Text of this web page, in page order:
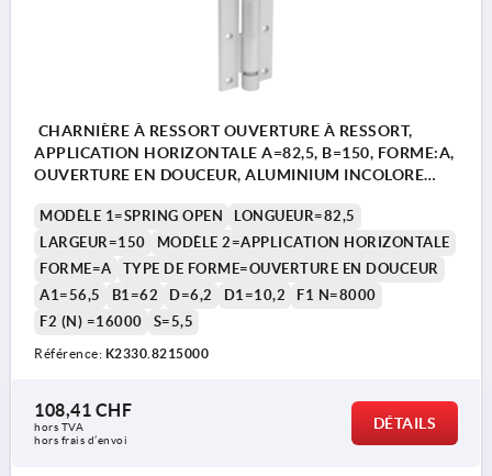
CHARNIÈRE À RESSORT OUVERTURE À RESSORT,
APPLICATION HORIZONTALE A=82,5, B=150, FORME:A,
OUVERTURE EN DOUCEUR, ALUMINIUM INCOLORE
MODÈLE 1=SPRING OPEN
LONGUEUR=82,5
LARGEUR=150
MODÈLE 2=APPLICATION HORIZONTALE
FORME=A
TYPE DE FORME=OUVERTURE EN DOUCEUR
A1=56,5
B1=62 D=6,2 D1=10,2
F1 N=8000
F2 (N) =16000
S=5,5
Référence: K2330.8215000
108,41 CHF
hors TVA
hors frais d’envoi
DÉTAILS